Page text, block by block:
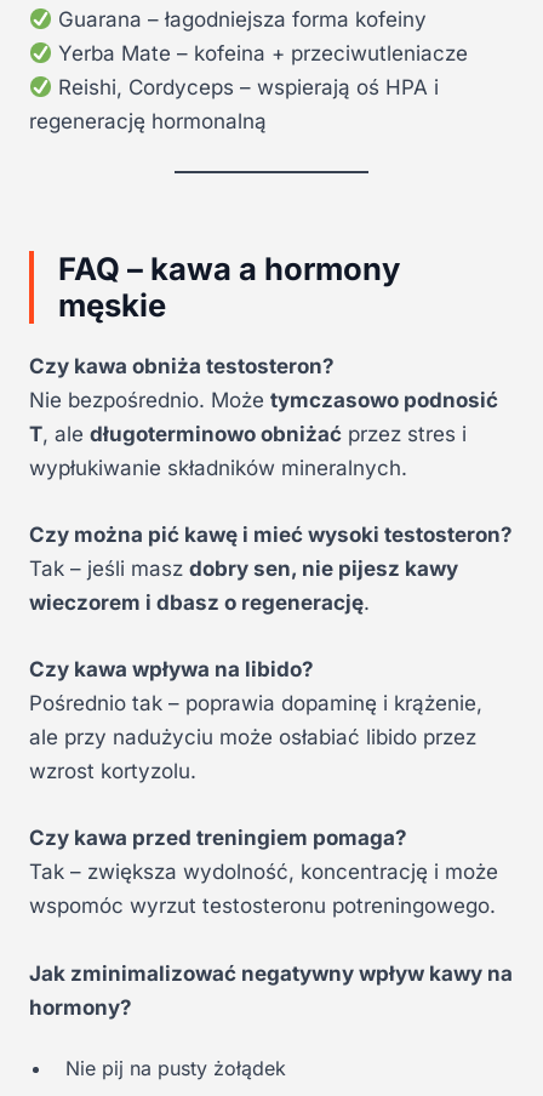
Guarana – łagodniejsza forma kofeiny
Yerba Mate – kofeina + przeciwutleniacze
Reishi, Cordyceps – wspierają oś HPA i
regenerację hormonalną
FAQ – kawa a hormony
męskie
Czy kawa obniża testosteron?
Nie bezpośrednio. Może tymczasowo podnosić
T, ale długoterminowo obniżać przez stres i
wypłukiwanie składników mineralnych.
Czy można pić kawę i mieć wysoki testosteron?
Tak – jeśli masz dobry sen, nie pijesz kawy
wieczorem i dbasz o regenerację.
Czy kawa wpływa na libido?
Pośrednio tak – poprawia dopaminę i krążenie,
ale przy nadużyciu może osłabiać libido przez
wzrost kortyzolu.
Czy kawa przed treningiem pomaga?
Tak – zwiększa wydolność, koncentrację i może
wspomóc wyrzut testosteronu potreningowego.
Jak zminimalizować negatywny wpływ kawy na
hormony?
Nie pij na pusty żołądek